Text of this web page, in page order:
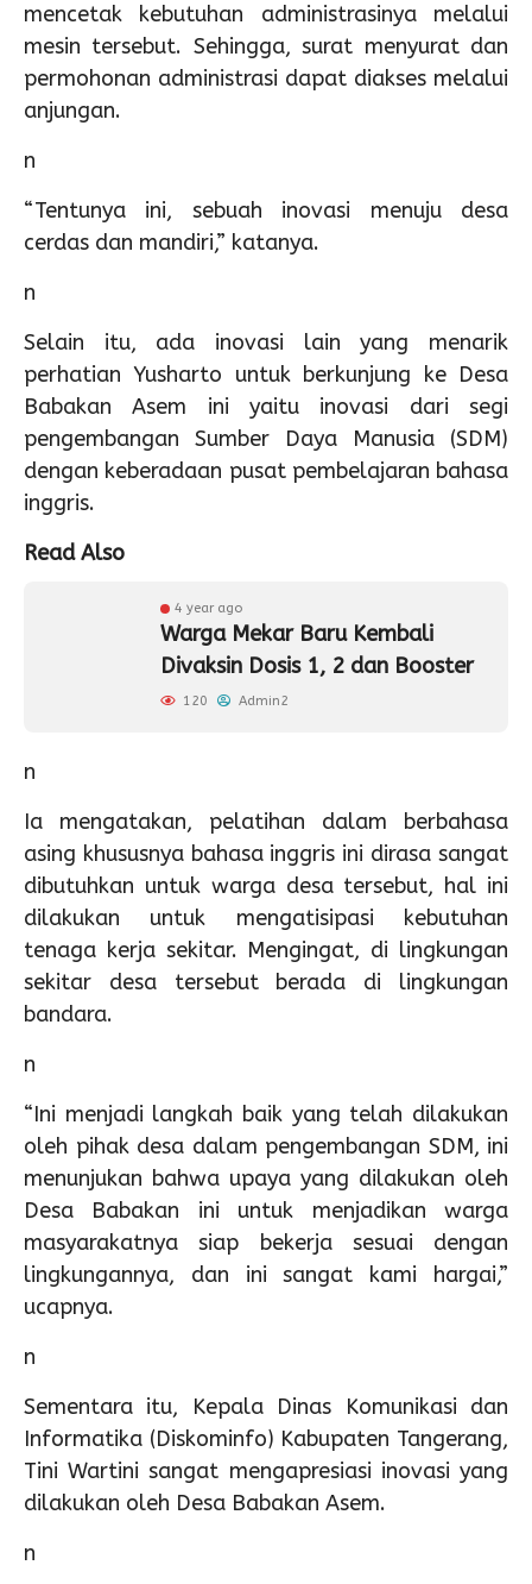
mencetak kebutuhan administrasinya melalui
mesin tersebut. Sehingga, surat menyurat dan
permohonan administrasi dapat diakses melalui
anjungan.
n
“Tentunya ini, sebuah inovasi menuju desa
cerdas dan mandiri,” katanya.
n
Selain itu, ada inovasi lain yang menarik
perhatian Yusharto untuk berkunjung ke Desa
Babakan Asem ini yaitu inovasi dari segi
pengembangan Sumber Daya Manusia (SDM)
dengan keberadaan pusat pembelajaran bahasa
inggris.
Read Also
4 year ago
Warga Mekar Baru Kembali
Divaksin Dosis 1, 2 dan Booster
120 Admin2
n
Ia mengatakan, pelatihan dalam berbahasa
asing khususnya bahasa inggris ini dirasa sangat
dibutuhkan untuk warga desa tersebut, hal ini
dilakukan untuk mengatisipasi kebutuhan
tenaga kerja sekitar. Mengingat, di lingkungan
sekitar desa tersebut berada di lingkungan
bandara.
n
“Ini menjadi langkah baik yang telah dilakukan
oleh pihak desa dalam pengembangan SDM, ini
menunjukan bahwa upaya yang dilakukan oleh
Desa Babakan ini untuk menjadikan warga
masyarakatnya siap bekerja sesuai dengan
lingkungannya, dan ini sangat kami hargai,”
ucapnya.
n
Sementara itu, Kepala Dinas Komunikasi dan
Informatika (Diskominfo) Kabupaten Tangerang,
Tini Wartini sangat mengapresiasi inovasi yang
dilakukan oleh Desa Babakan Asem.
n